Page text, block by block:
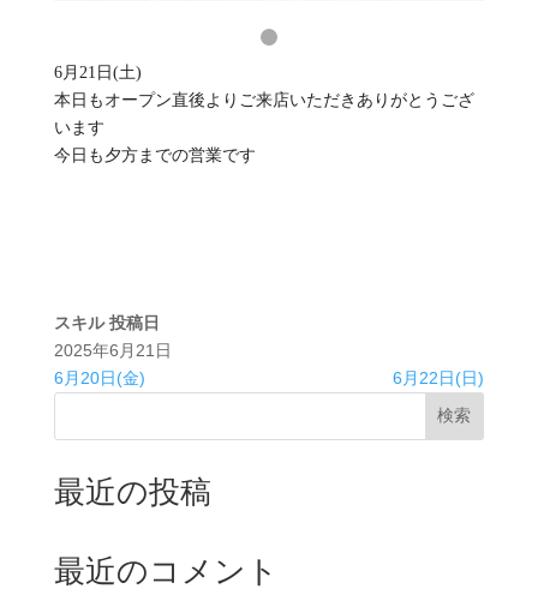
6月21日(土)
本日もオープン直後よりご来店いただきありがとうござ
います
今日も夕方までの営業です
スキル 投稿日
2025年6月21日
6月20日(金)
6月22日(日)
検索
最近の投稿
最近のコメント